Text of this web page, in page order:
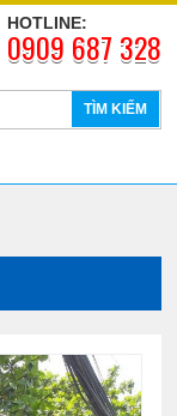
TÌM KIẾM
HOTLINE:
0909 687 328